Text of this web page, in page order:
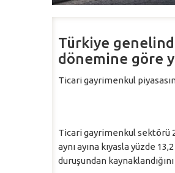
Türkiye
dönemine göre
Ticari gayrimenkul
Ticari gayrimenkul sektörü
aynı ayına kıyasla yüzde
duruşundan